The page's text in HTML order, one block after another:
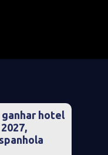
hotel